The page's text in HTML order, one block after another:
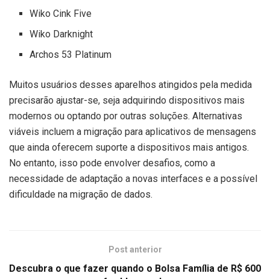
Wiko Cink Five
Wiko Darknight
Archos 53 Platinum
Muitos usuários desses aparelhos atingidos pela medida
precisarão ajustar-se, seja adquirindo dispositivos mais
modernos ou optando por outras soluções. Alternativas
viáveis incluem a migração para aplicativos de mensagens
que ainda oferecem suporte a dispositivos mais antigos.
No entanto, isso pode envolver desafios, como a
necessidade de adaptação a novas interfaces e a possível
dificuldade na migração de dados.
Post anterior
Descubra o que fazer quando o Bolsa Família de R$ 600